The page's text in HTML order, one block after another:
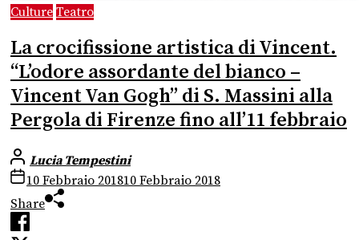
Culture Teatro
La crocifissione artistica di Vincent.
“L’odore assordante del bianco –
Vincent Van Gogh” di S. Massini alla
Pergola di Firenze fino all’11 febbraio
Lucia Tempestini
10 Febbraio 201810 Febbraio 2018
Share